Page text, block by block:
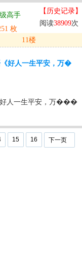
高手
枚
【历史记录】
阅读38909次
11楼
好人一生平安，万�
好人一生平安，万���
15 16
下一页